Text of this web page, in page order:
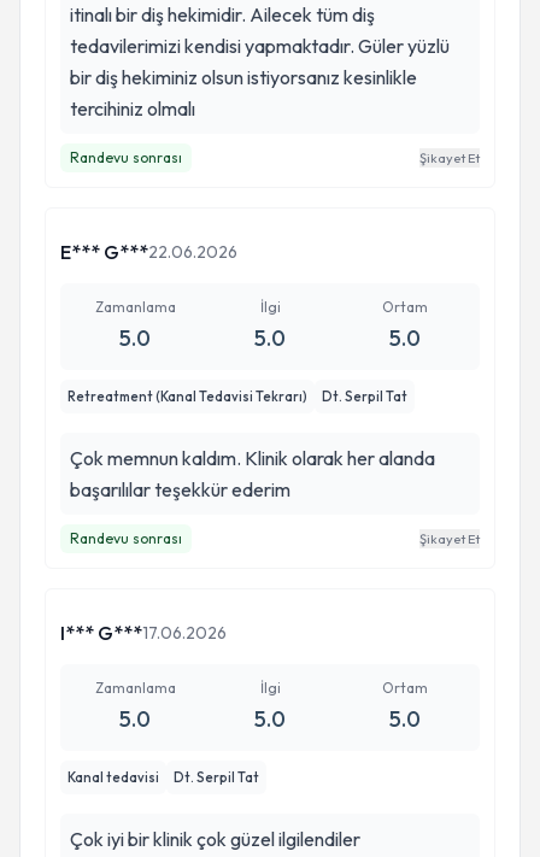
itinalı bir diş hekimidir. Ailecek tüm diş
tedavilerimizi kendisi yapmaktadır. Güler yüzlü
bir diş hekiminiz olsun istiyorsanız kesinlikle
tercihiniz olmalı
Randevu sonrası Şikayet Et
E*** G***22.06.2026
Zamanlama
5.0
İlgi
5.0
Ortam
5.0
Retreatment (Kanal Tedavisi Tekrarı) Dt. Serpil Tat
Çok memnun kaldım. Klinik olarak her alanda
başarılılar teşekkür ederim
Randevu sonrası Şikayet Et
I*** G***17.06.2026
Zamanlama
5.0
İlgi
5.0
Ortam
5.0
Kanal tedavisi Dt. Serpil Tat
Çok iyi bir klinik çok güzel ilgilendiler